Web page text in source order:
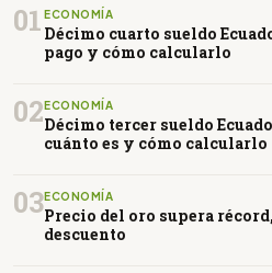
01 ECONOMÍA
Décimo cuarto sueldo
pago y cómo calcularlo
02 ECONOMÍA
Décimo tercer sueldo
cuánto es y cómo calcularlo
03ECONOMÍA
Precio del oro supera
descuento